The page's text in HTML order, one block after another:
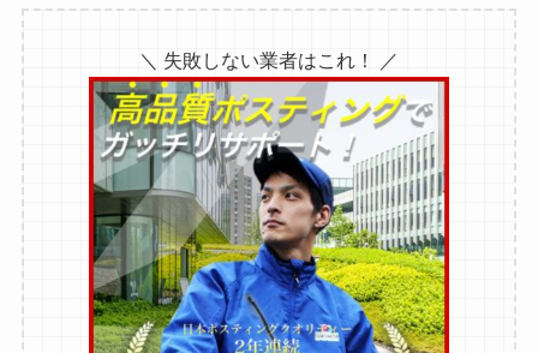
＼ 失敗しない業者はこれ！ ／